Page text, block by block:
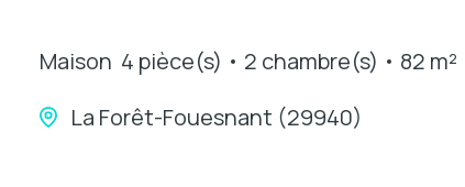
Maison 4 pièce(s) 2 chambre(s)
82 m²
La Forêt-Fouesnant (29940)